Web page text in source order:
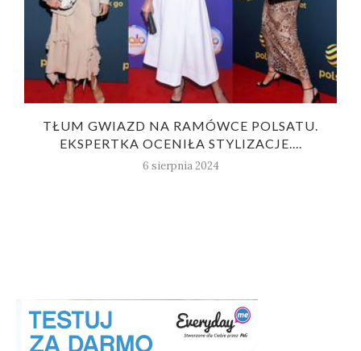
TŁUM GWIAZD NA RAMÓWCE POLSATU.
EKSPERTKA OCENIŁA STYLIZACJE....
6 sierpnia 2024